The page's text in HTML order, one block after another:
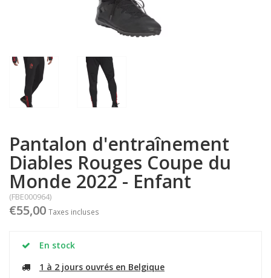
Pantalon d'entraînement
Diables Rouges Coupe du
Monde 2022 - Enfant
(FBE000964)
€55,00 Taxes incluses
En stock
1 à 2 jours ouvrés en Belgique